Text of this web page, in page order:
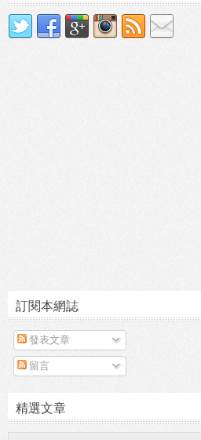
訂閱本網誌
發表文章
留言
精選文章